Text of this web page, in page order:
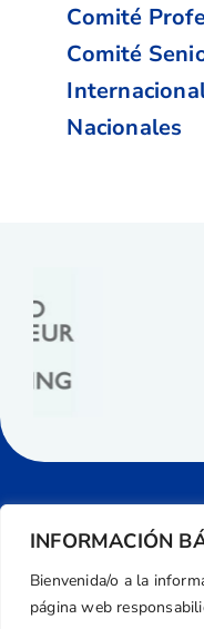
INFORMACIÓN
Bienvenida/o a la
página web
Comité
Comité
Nacionales